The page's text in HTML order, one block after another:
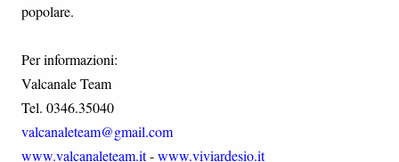
popolare.
Per informazioni:
Valcanale Team
Tel. 0346.35040
valcanaleteam@gmail.com
www.valcanaleteam.it-www.viviardesio.it